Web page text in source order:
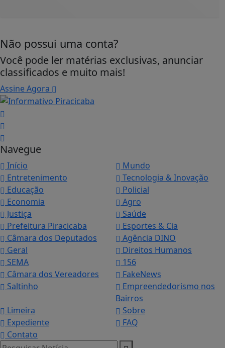
Não possui uma conta?
Você pode ler matérias exclusivas, anunciar
classificados e muito mais!
Assine Agora
Navegue
Início
Mundo
Entretenimento
Tecnologia & Inovação
Educação
Policial
Economia
Agro
Justiça
Saúde
Prefeitura Piracicaba
Esportes & Cia
Câmara dos Deputados
Agência DINO
Geral
Direitos Humanos
SEMA
156
Câmara dos Vereadores
FakeNews
Saltinho
Empreendedorismo nos
Bairros
Limeira
Sobre
Expediente
FAQ
Contato
Termos de Uso e Privacidade